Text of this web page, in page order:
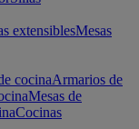
extensiblesMesas
cocinaArmarios de
Mesas de
Cocinas